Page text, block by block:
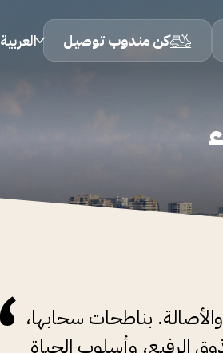
كن مندوب توصيل العربية
بناطحات سحابها،
الرفيع، وأسلوب الحياة